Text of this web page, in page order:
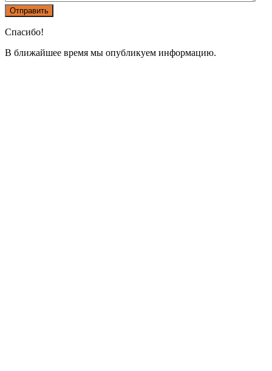
Спасибо!
В ближайшее время мы опубликуем информацию.